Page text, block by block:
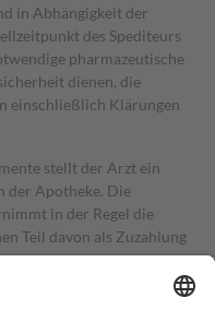
in Abhängigkeit der
des Spediteurs
pharmazeutische
dienen, die
einschließlich Klärungen
stellt der Arzt ein
der Apotheke. Die
in der Regel die
Teil davon als Zuzahlung
in Höhe von zehn